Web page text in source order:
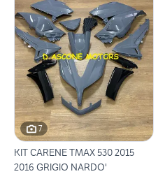
7
KIT CARENE TMAX 530 2015
2016 GRIGIO NARDO'